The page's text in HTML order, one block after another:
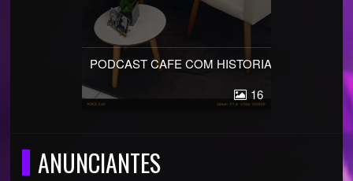
PODCAST CAFE COM HISTORIAS
16
ANUNCIANTES